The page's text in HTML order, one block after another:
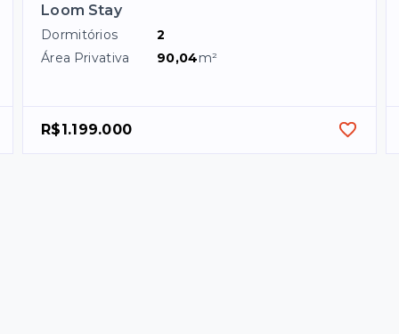
Loom Stay
Dormitórios
2
Área Privativa
90,04m²
R$1.199.000